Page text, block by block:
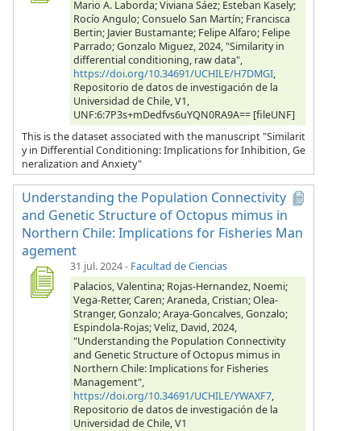
Mario A. Laborda; Viviana Sáez; Esteban Kasely;
Rocío Angulo; Consuelo San Martín; Francisca
Bertin; Javier Bustamante; Felipe Alfaro; Felipe
Parrado; Gonzalo Miguez, 2024, "Similarity in
differential conditioning, raw data",
https://doi.org/10.34691/UCHILE/H7DMGI,
Repositorio de datos de investigación de la
Universidad de Chile, V1,
UNF:6:7P3s+mDedfvs6uYQN0RA9A== [fileUNF]
This is the dataset associated with the manuscript "Similarit
y in Differential Conditioning: Implications for Inhibition, Ge
neralization and Anxiety"
Understanding the Population Connectivity
and Genetic Structure of Octopus mimus in
Northern Chile: Implications for Fisheries Man
agement
31 jul. 2024- Facultad de Ciencias
Palacios, Valentina; Rojas-Hernandez, Noemi;
Vega-Retter, Caren; Araneda, Cristian; Olea-
Stranger, Gonzalo; Araya-Goncalves, Gonzalo;
Espindola-Rojas; Veliz, David, 2024,
"Understanding the Population Connectivity
and Genetic Structure of Octopus mimus in
Northern Chile: Implications for Fisheries
Management",
https://doi.org/10.34691/UCHILE/YWAXF7,
Repositorio de datos de investigación de la
Universidad de Chile, V1